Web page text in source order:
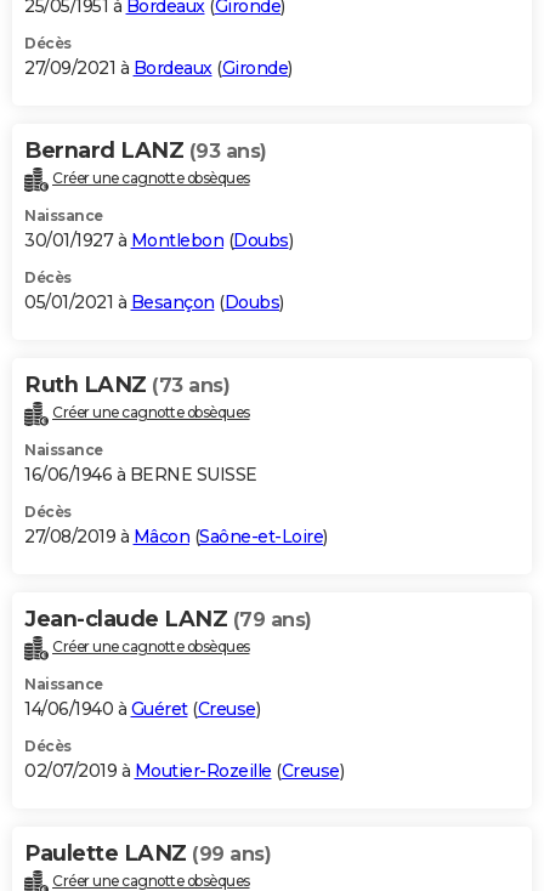
25/05/1951 à Bordeaux(Gironde)
Décès
27/09/2021 à Bordeaux(Gironde)
Bernard LANZ (93 ans)
Créer une cagnotte obsèques
Naissance
30/01/1927 à Montlebon (Doubs)
Décès
05/01/2021 à Besançon (Doubs)
Ruth LANZ (73 ans)
Créer une cagnotte obsèques
Naissance
16/06/1946 à BERNE SUISSE
Décès
27/08/2019 à Mâcon (Saône-et-Loire)
Jean-claude LANZ (79 ans)
Créer une cagnotte obsèques
Naissance
14/06/1940 à Guéret(Creuse)
Décès
02/07/2019 à Moutier-Rozeille (Creuse)
Paulette LANZ (99 ans)
Créer une cagnotte obsèques